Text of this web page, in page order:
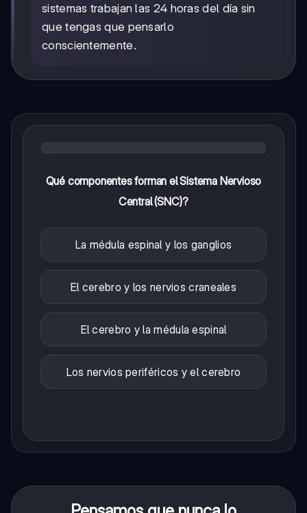
sistemas trabajan las 24 horas del día sin
que tengas que pensarlo
conscientemente.
Qué componentes forman el Sistema Nervioso
Central (SNC)?
La médula espinal y los ganglios
El cerebro y los nervios craneales
El cerebro y la médula espinal
Los nervios periféricos y el cerebro